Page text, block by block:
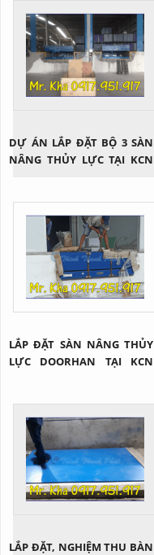
DỰ ÁN LẮP ĐẶT BỘ 3 SÀN
NÂNG THỦY LỰC TẠI KCN
LẮP ĐẶT SÀN NÂNG THỦY
LỰC DOORHAN TẠI KCN
LẮP ĐẶT, NGHIỆM THU BÀN